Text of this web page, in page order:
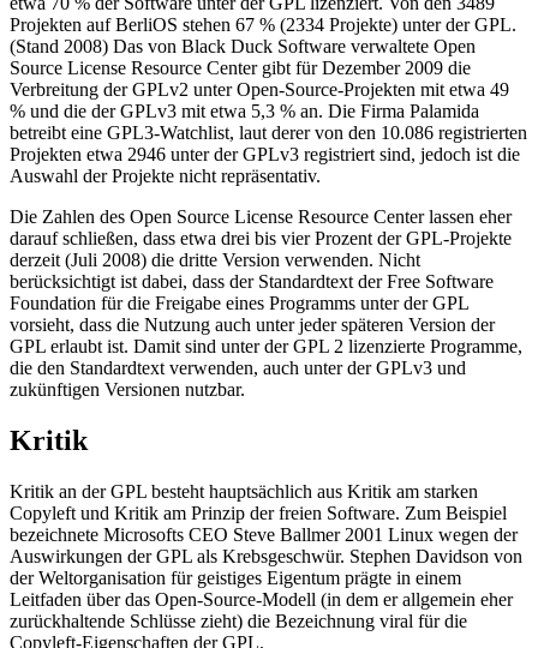
Projekten auf BerliOS stehen 67 % (2334 Projekte) unter der GPL.
(Stand 2008) Das von Black Duck Software verwaltete Open
Source License Resource Center gibt für Dezember 2009 die
Verbreitung der GPLv2 unter Open-Source-Projekten mit etwa 49
% und die der GPLv3 mit etwa 5,3 % an. Die Firma Palamida
betreibt eine GPL3-Watchlist, laut derer von den 10.086 registrierten
Projekten etwa 2946 unter der GPLv3 registriert sind, jedoch ist die
Auswahl der Projekte nicht repräsentativ.
Die Zahlen des Open Source License Resource Center lassen eher
darauf schließen, dass etwa drei bis vier Prozent der GPL-Projekte
derzeit (Juli 2008) die dritte Version verwenden. Nicht
berücksichtigt ist dabei, dass der Standardtext der Free Software
Foundation für die Freigabe eines Programms unter der GPL
vorsieht, dass die Nutzung auch unter jeder späteren Version der
GPL erlaubt ist. Damit sind unter der GPL 2 lizenzierte Programme,
die den Standardtext verwenden, auch unter der GPLv3 und
zukünftigen Versionen nutzbar.
Kritik
Kritik an der GPL besteht hauptsächlich aus Kritik am starken
Copyleft und Kritik am Prinzip der freien Software. Zum Beispiel
bezeichnete Microsofts CEO Steve Ballmer 2001 Linux wegen der
Auswirkungen der GPL als Krebsgeschwür. Stephen Davidson von
der Weltorganisation für geistiges Eigentum prägte in einem
Leitfaden über das Open-Source-Modell (in dem er allgemein eher
zurückhaltende Schlüsse zieht) die Bezeichnung viral für die
Copyleft-Eigenschaften der GPL.